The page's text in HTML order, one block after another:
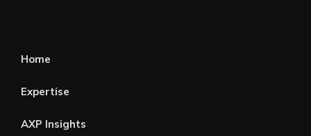
Home
Expertise
AXP Insights